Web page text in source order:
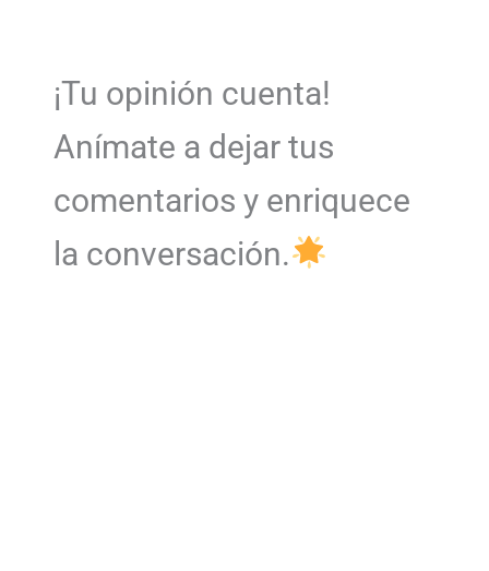
¡Tu opinión cuenta!
Anímate a dejar tus
comentarios y enriquece
la conversación.